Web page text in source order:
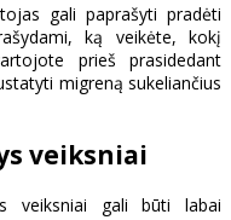
gali paprašyti pradėti
ką veikėte, kokį
prieš prasidedant
migreną sukeliančius
veiksniai
veiksniai gali būti labai